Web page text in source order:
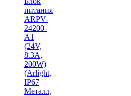
питания
ARPV-
24200-
A1
(24V,
8.3A,
200W)
(Arlight,
IP67
Металл,